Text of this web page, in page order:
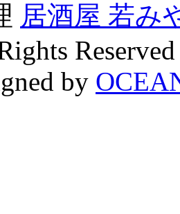
居酒屋 若み
Reserved
by